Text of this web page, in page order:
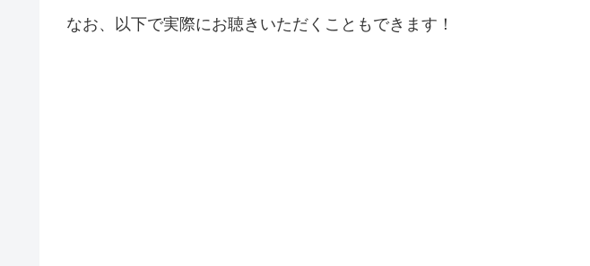
なお、以下で実際にお聴きいただくこともできます！